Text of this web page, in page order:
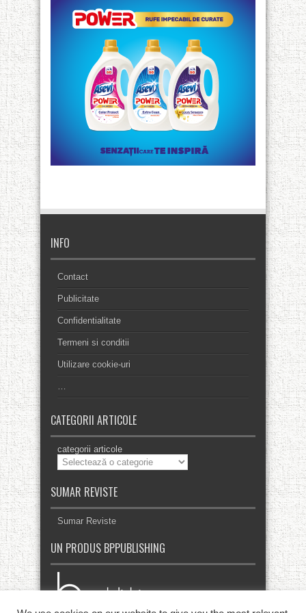
INFO
Contact
Publicitate
Confidentialitate
Termeni si conditii
Utilizare cookie-uri
…
CATEGORII ARTICOLE
categorii articole
SUMAR REVISTE
Sumar Reviste
UN PRODUS BPPUBLISHING